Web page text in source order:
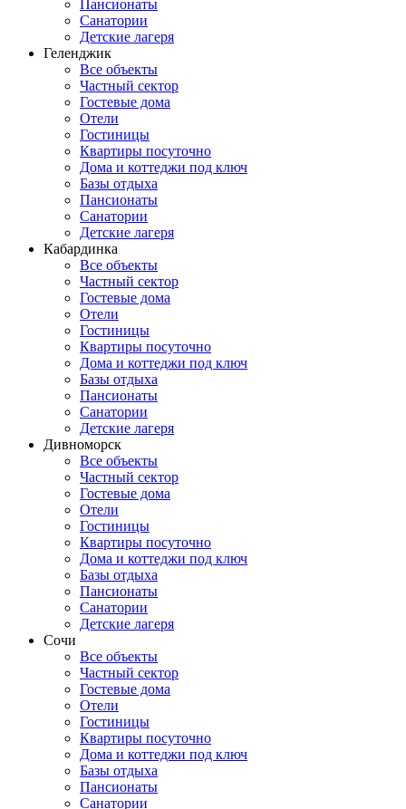
Пансионаты
Санатории
Детские лагеря
Геленджик
Все объекты
Частный сектор
Гостевые дома
Отели
Гостиницы
Квартиры посуточно
Дома и коттеджи под ключ
Базы отдыха
Пансионаты
Санатории
Детские лагеря
Кабардинка
Все объекты
Частный сектор
Гостевые дома
Отели
Гостиницы
Квартиры посуточно
Дома и коттеджи под ключ
Базы отдыха
Пансионаты
Санатории
Детские лагеря
Дивноморск
Все объекты
Частный сектор
Гостевые дома
Отели
Гостиницы
Квартиры посуточно
Дома и коттеджи под ключ
Базы отдыха
Пансионаты
Санатории
Детские лагеря
Сочи
Все объекты
Частный сектор
Гостевые дома
Отели
Гостиницы
Квартиры посуточно
Дома и коттеджи под ключ
Базы отдыха
Пансионаты
Санатории